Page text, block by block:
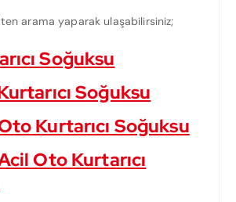
arama yaparak ulaşabilirsiniz;
Soğuksu
Soğuksu
Kurtarıcı Soğuksu
Oto Kurtarıcı